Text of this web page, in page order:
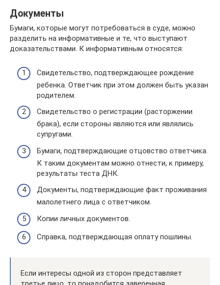
Документы
Бумаги, которые могут потребоваться в суде, можно
разделить на информативные и те, что выступают
доказательствами. К информативным относятся:
Свидетельство, подтверждающее рождение
ребенка. Ответчик при этом должен быть указан
родителем.
Свидетельство о регистрации (расторжении
брака), если стороны являются или являлись
супругами.
Бумаги, подтверждающие отцовство ответчика.
К таким документам можно отнести, к примеру,
результаты теста ДНК.
Документы, подтверждающие факт проживания
малолетнего лица с ответчиком.
Копии личных документов.
Справка, подтверждающая оплату пошлины.
Если интересы одной из сторон представляет